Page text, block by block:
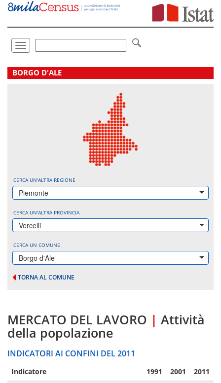
Vai
direttamente
Toggle
navigation
.
BORGO D'ALE
CERCA UN'ALTRA REGIONE
Piemonte
CERCA UN'ALTRA PROVINCIA
Vercelli
CERCA UN COMUNE
Borgo d'Ale
TORNA AL COMUNE
MERCATO DEL LAVORO | Attività
della popolazione
INDICATORI AI CONFINI DEL 2011
Indicatore 1991 2001 2011